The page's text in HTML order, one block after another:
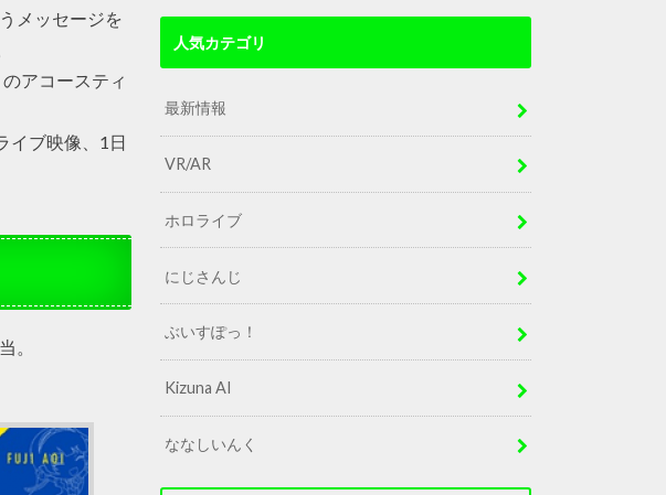
メッセージを
アコースティ
イブ映像、1日
。
人気カテゴリ
最新情報
VR/AR
ホロライブ
にじさんじ
ぶいすぽっ！
Kizuna AI
ななしいんく